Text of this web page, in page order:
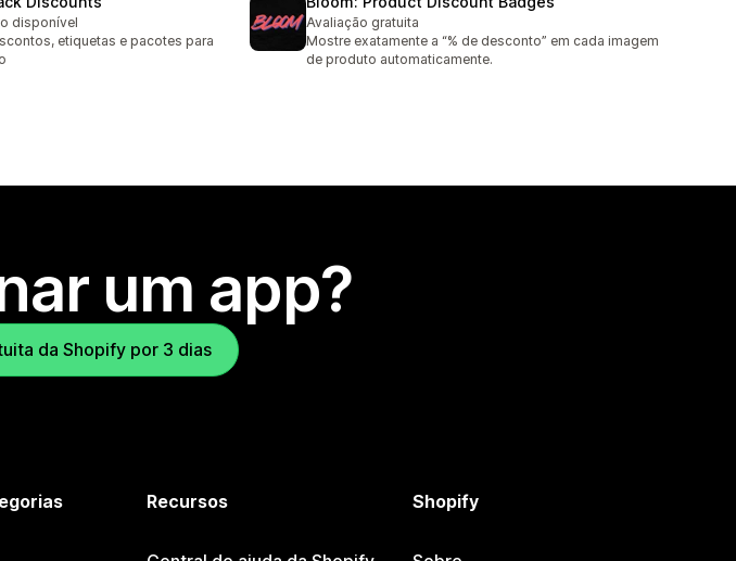
disponível
etiquetas e pacotes para
Avaliação gratuita
Mostre exatamente a “% de desconto” em cada imagem
de produto automaticamente.
um app?
da Shopify por 3 dias
Recursos Shopify